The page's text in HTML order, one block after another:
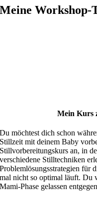
Meine Workshop-
Mein Kurs
Du möchtest dich schon
Stillzeit mit deinem Baby
Stillvorbereitungskurs an, in
verschiedene Stilltechniken
Problemlösungsstrategien für
mal nicht so optimal läuft. Du
Mami-Phase gelassen